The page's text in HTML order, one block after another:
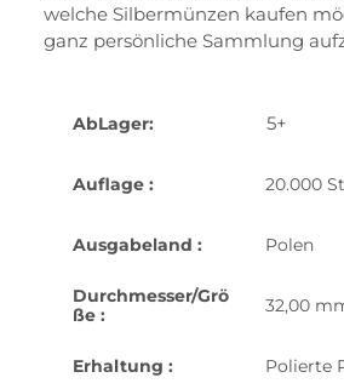
welche Silbermünzen kaufen
ganz persönliche Sammlung
AbLager: 5+
Auflage : 20.000
Ausgabeland : Polen
Durchmesser/Grö
ße :
32,00
Erhaltung : Polierte